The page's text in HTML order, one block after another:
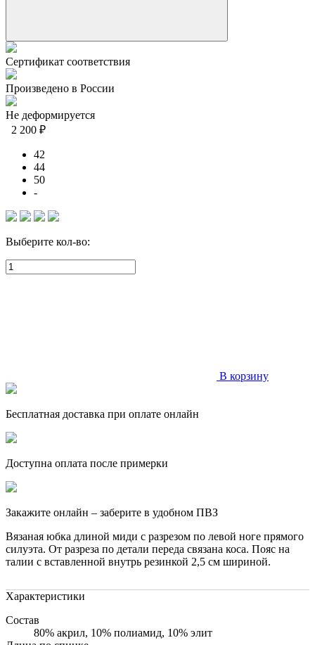
Сертификат соответствия
Произведено в России
Не деформируется
2 200 ₽
42
44
50
-
Выберите кол-во:
В корзину
Бесплатная доставка при оплате онлайн
Доступна оплата после примерки
Закажите онлайн – заберите в удобном ПВЗ
Вязаная юбка длиной миди с разрезом по левой ноге прямого
силуэта. От разреза по детали переда связана коса. Пояс на
талии с вставленной внутрь резинкой 2,5 см шириной.
Характеристики
Состав
80% акрил, 10% полиамид, 10% элит